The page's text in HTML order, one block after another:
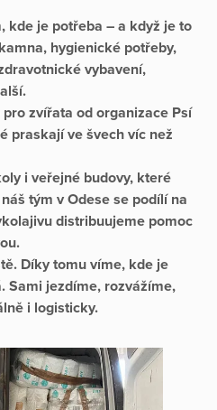
kde je potřeba – a když je to
hygienické potřeby,
vybavení,
zvířata od organizace Psí
praskají ve švech víc než
i veřejné budovy, které
tým v Odese se podílí na
distribuujeme pomoc
Díky tomu víme, kde je
Sami jezdíme, rozvážíme,
i logisticky.